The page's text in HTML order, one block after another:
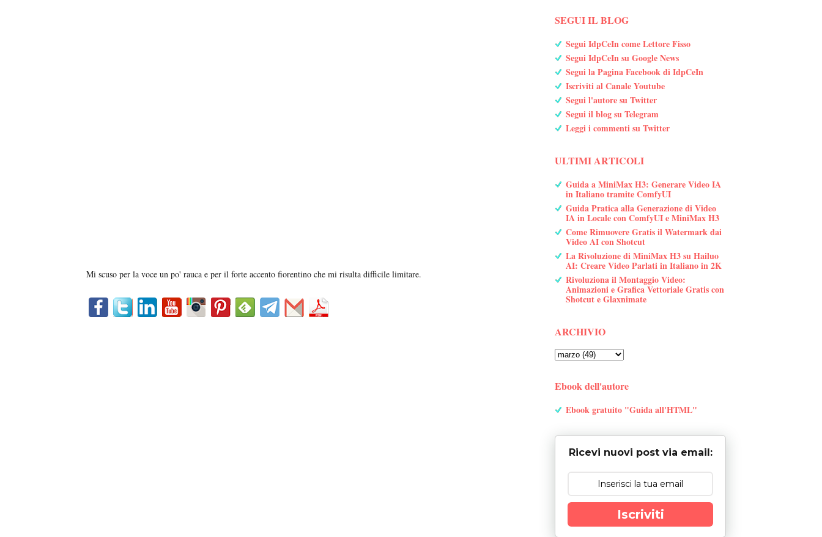
Mi scuso per la voce un po' rauca e per il forte accento fiorentino che mi risulta difficile limitare.
SEGUI IL BLOG
Segui IdpCeIn come Lettore Fisso
Segui IdpCeIn su Google News
Segui la Pagina Facebook di IdpCeIn
Iscriviti al Canale Youtube
Segui l'autore su Twitter
Segui il blog su Telegram
Leggi i commenti su Twitter
ULTIMI ARTICOLI
Guida a MiniMax H3: Generare Video IA
in Italiano tramite ComfyUI
Guida Pratica alla Generazione di Video
IA in Locale con ComfyUI e MiniMax H3
Come Rimuovere Gratis il Watermark dai
Video AI con Shotcut
La Rivoluzione di MiniMax H3 su Hailuo
AI: Creare Video Parlati in Italiano in 2K
Rivoluziona il Montaggio Video:
Animazioni e Grafica Vettoriale Gratis con
Shotcut e Glaxnimate
ARCHIVIO
Ebook dell'autore
Ebook gratuito "Guida all'HTML"
Ricevi nuovi post via email:
Iscriviti